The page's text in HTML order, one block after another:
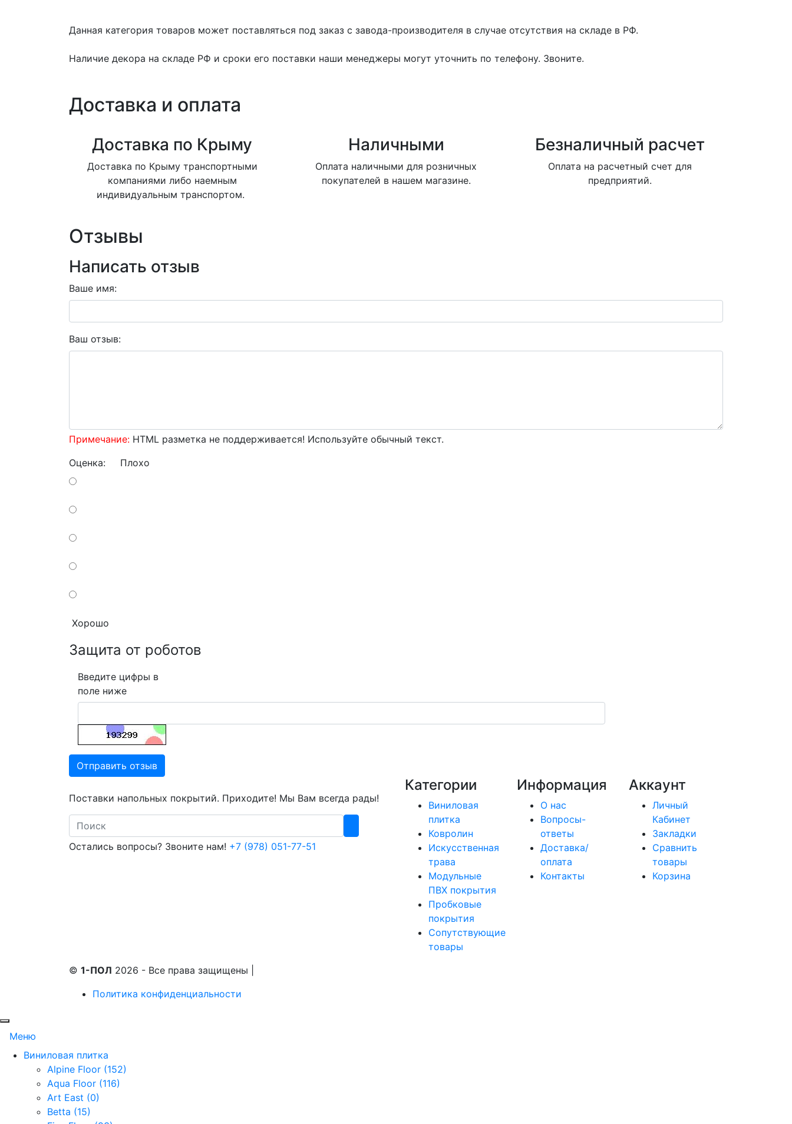
Данная категория товаров может поставляться под заказ с завода-производителя в случае отсутствия на складе в РФ.
Наличие декора на складе РФ и сроки его поставки наши менеджеры могут уточнить по телефону. Звоните.
Доставка и оплата
Доставка по Крыму
Доставка по Крыму транспортными
компаниями либо наемным
индивидуальным транспортом.
Наличными
Оплата наличными для розничных
покупателей в нашем магазине.
Безналичный расчет
Оплата на расчетный счет для
предприятий.
Отзывы
Написать отзыв
Ваше имя:
Ваш отзыв:
Примечание: HTML разметка не поддерживается! Используйте обычный текст.
Оценка: Плохо
Хорошо
Защита от роботов
Введите цифры в
поле ниже
Отправить отзыв
Поставки напольных покрытий. Приходите! Мы Вам всегда рады!
Search
Остались вопросы? Звоните нам! +7 (978) 051-77-51
Категории
Виниловая
плитка
Ковролин
Искусственная
трава
Модульные
ПВХ покрытия
Пробковые
покрытия
Сопутствующие
товары
Информация
О нас
Вопросы-
ответы
Доставка/
оплата
Контакты
Аккаунт
Личный
Кабинет
Закладки
Сравнить
товары
Корзина
© 1-ПОЛ 2026 - Все права защищены
Политика конфиденциальности
Меню
Виниловая плитка
Alpine Floor (152)
Aqua Floor (116)
Art East (0)
Betta (15)